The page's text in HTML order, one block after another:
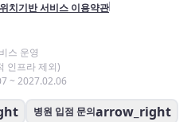
위치기반 서비스 이용약관
스 운영
인프라 제외)
~ 2027.02.06
병원 입점 문의arrow_right